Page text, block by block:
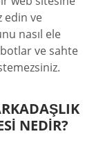
edin ve
nasıl ele
ve sahte
NEDIR?